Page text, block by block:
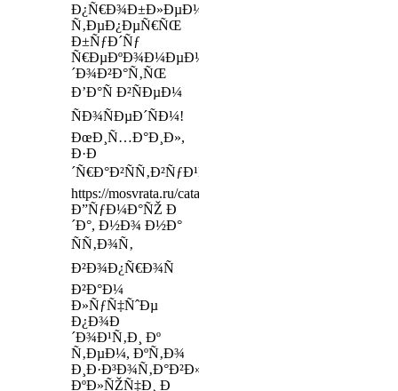
Ð¿Ñ€Ð¾Ð±Ð»ÐµÐ¼,
Ñ‚ÐµÐ¿ÐµÑ€ÑŒ
Ð±ÑƒÐ´Ñƒ
Ñ€ÐµÐºÐ¾Ð¼ÐµÐ½Ð
´Ð¾Ð²Ð°Ñ‚ÑŒ
Ð’Ð°Ñ Ð²ÑÐµÐ¼
ÑÐ¾ÑÐµÐ´ÑÐ¼!
ÐœÐ¸Ñ…Ð°Ð¸Ð»,
Ð·Ð
´Ñ€Ð°Ð²ÑÑ‚Ð²ÑƒÐ¹Ñ‚Ðµ
https://mosvrata.ru/catalog/page/28/
Ð”ÑƒÐ¼Ð°ÑŽ Ð
´Ð°, Ð½Ð¾ Ð½Ð°
ÑÑ‚Ð¾Ñ‚
Ð²Ð¾Ð¿Ñ€Ð¾Ñ
Ð²Ð°Ð¼
Ð»ÑƒÑ‡ÑˆÐµ
Ð¿Ð¾Ð
´Ð¾Ð¹Ñ‚Ð¸ Ðº
Ñ‚ÐµÐ¼, ÐºÑ‚Ð¾
Ð¸Ð·Ð³Ð¾Ñ‚Ð°Ð²Ð»Ð¸Ð²Ð°ÐµÑ‚
ÐºÐ»ÑŽÑ‡Ð¸ Ð